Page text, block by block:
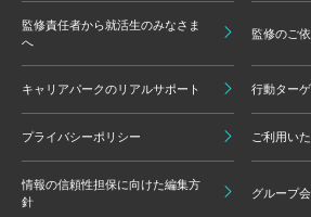
監修責任者から就活生のみなさま
へ
監修のご
キャリアパークのリアルサポート 行動ター
プライバシーポリシー ご利用い
情報の信頼性担保に向けた編集方
針
グループ